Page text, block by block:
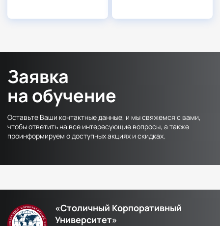
Заявка
на обучение
Оставьте Ваши контактные данные, и мы свяжемся с вами,
чтобы ответить на все интересующие вопросы, а также
проинформируем о доступных акциях и скидках.
«Столичный Корпоративный
Университет»